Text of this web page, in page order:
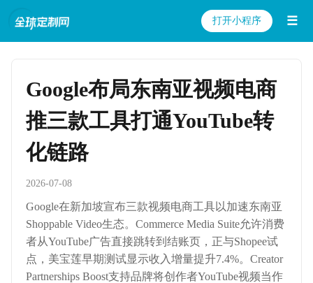
打开小程序 ☰
Google布局东南亚视频电商
推三款工具打通YouTube转
化链路
2026-07-08
Google在新加坡宣布三款视频电商工具以加速东南亚
Shoppable Video生态。Commerce Media Suite允许消费
者从YouTube广告直接跳转到结账页，正与Shopee试
点，美宝莲早期测试显示收入增量提升7.4%。Creator
Partnerships Boost支持品牌将创作者YouTube视频当作